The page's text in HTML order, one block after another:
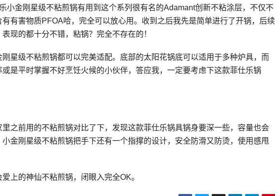
小金刚星级不粘煎锅有用到这个系列很有名的Adamant创新不粘涂层，不仅不
有害物质PFOA哈，完全可以放心用。收到之后我先是简单进行了开锅，后续
现的都十分不错，粘锅？完全不存在的！
星级不粘煎锅都可以完美适配。底部的太阳花锅底可以适用于多种炉具，而
是平时掌握不好烹饪火候的小伙伴，答应我，一定要考虑下这款菲仕乐锅
之前用的不粘煎锅对比了下，发现这款菲仕乐锅具锅身要深一些，容量也会
金刚星级不粘煎锅把手下还有一个指撑的设计，安全防滑又防烫，使用感甩
上的神仙不粘煎锅，闭眼入完全OK。